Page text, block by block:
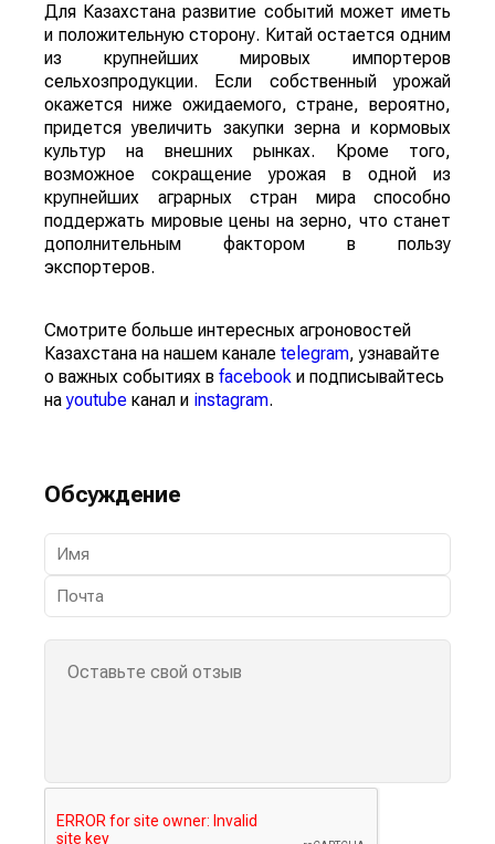
Для Казахстана развитие событий может иметь
и положительную сторону. Китай остается одним
из крупнейших мировых импортеров
сельхозпродукции. Если собственный урожай
окажется ниже ожидаемого, стране, вероятно,
придется увеличить закупки зерна и кормовых
культур на внешних рынках. Кроме того,
возможное сокращение урожая в одной из
крупнейших аграрных стран мира способно
поддержать мировые цены на зерно, что станет
дополнительным фактором в пользу
экспортеров.
Смотрите больше интересных агроновостей
Казахстана на нашем канале telegram, узнавайте
о важных событиях в facebook и подписывайтесь
наyoutube канал и instagram.
Обсуждение